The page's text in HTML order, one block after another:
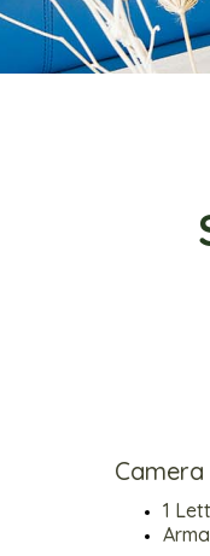
Camera
1